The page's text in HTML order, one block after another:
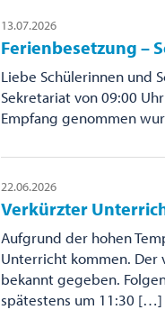
13.07.2026
Ferienbesetzung –
Liebe Schülerinnen und
Sekretariat von 09:00
Empfang genommen
22.06.2026
Verkürzter
Aufgrund der hohen
Unterricht kommen.
bekannt gegeben.
spätestens um 11:30 […]